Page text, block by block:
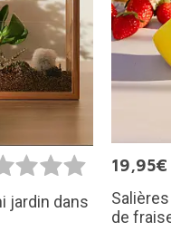
jardin dans
19,95€
de